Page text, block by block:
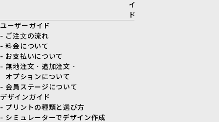
イ
ド
ユーザーガイド
- ご注文の流れ
- 料金について
- お支払いについて
- 無地注文・追加注文・
オプションについて
- 会員ステージについて
デザインガイド
- プリントの種類と選び方
- シミュレーターでデザイン作成